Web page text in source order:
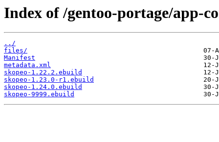
Index of /gentoo-portage/app-
../
files/
Manifest
metadata.xml
skopeo-1.22.2.ebuild
skopeo-1.23.0-r1.ebuild
skopeo-1.24.0.ebuild
skopeo-9999.ebuild